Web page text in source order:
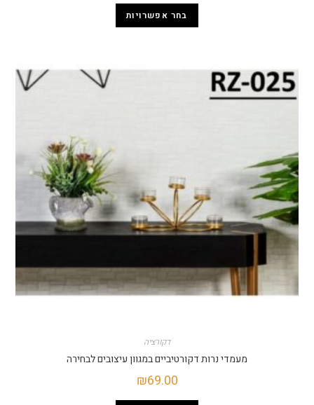
בחר אפשרויות
דקורציה
מעמדי נרות דקורטיביים במגוון עיצובים לבחירה
₪69.00